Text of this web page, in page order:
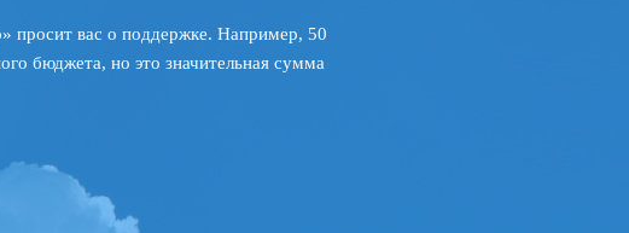
просит вас о поддержке. Например, 50
бюджета, но это значительная сумма